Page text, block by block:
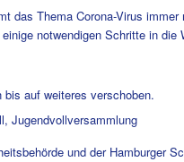
das Thema Corona-Virus
notwendigen Schritte in die
bis auf weiteres verschoben.
Jugendvollversammlung
und der Hamburger